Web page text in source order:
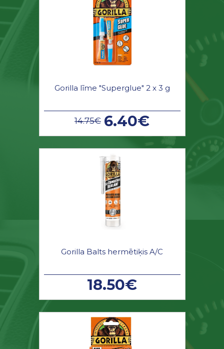
Gorilla līme "Superglue" 2 x 3 g
14.75€ 6.40€
Gorilla Balts hermētiķis A/C
18.50€